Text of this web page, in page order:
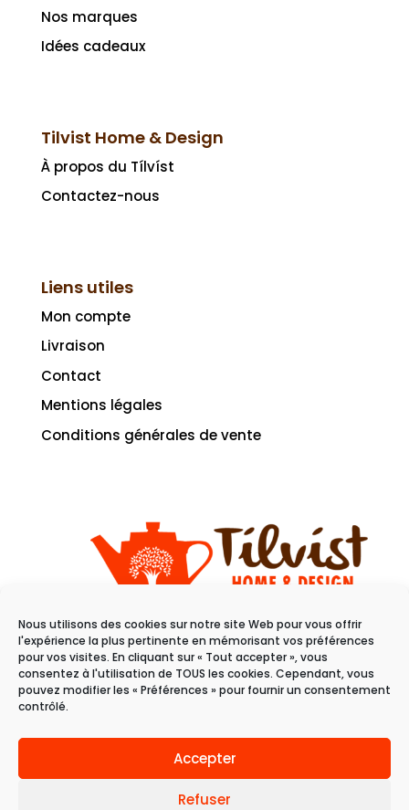
Nous utilisons des cookies sur notre site Web pour vous offrir
l'expérience la plus pertinente en mémorisant vos préférences
pour vos visites. En cliquant sur « Tout accepter », vous
consentez à l'utilisation de TOUS les cookies. Cependant, vous
pouvez modifier les « Préférences » pour fournir un consentement
contrôlé.
Accepter
Refuser
Nos marques
Idées cadeaux
Tilvist Home & Design
À propos du Tílvíst
Contactez-nous
Liens utiles
Mon compte
Livraison
Contact
Mentions légales
Conditions générales de vente
11 rue du raisin
68100 Mulhouse
Du mardi au samedi